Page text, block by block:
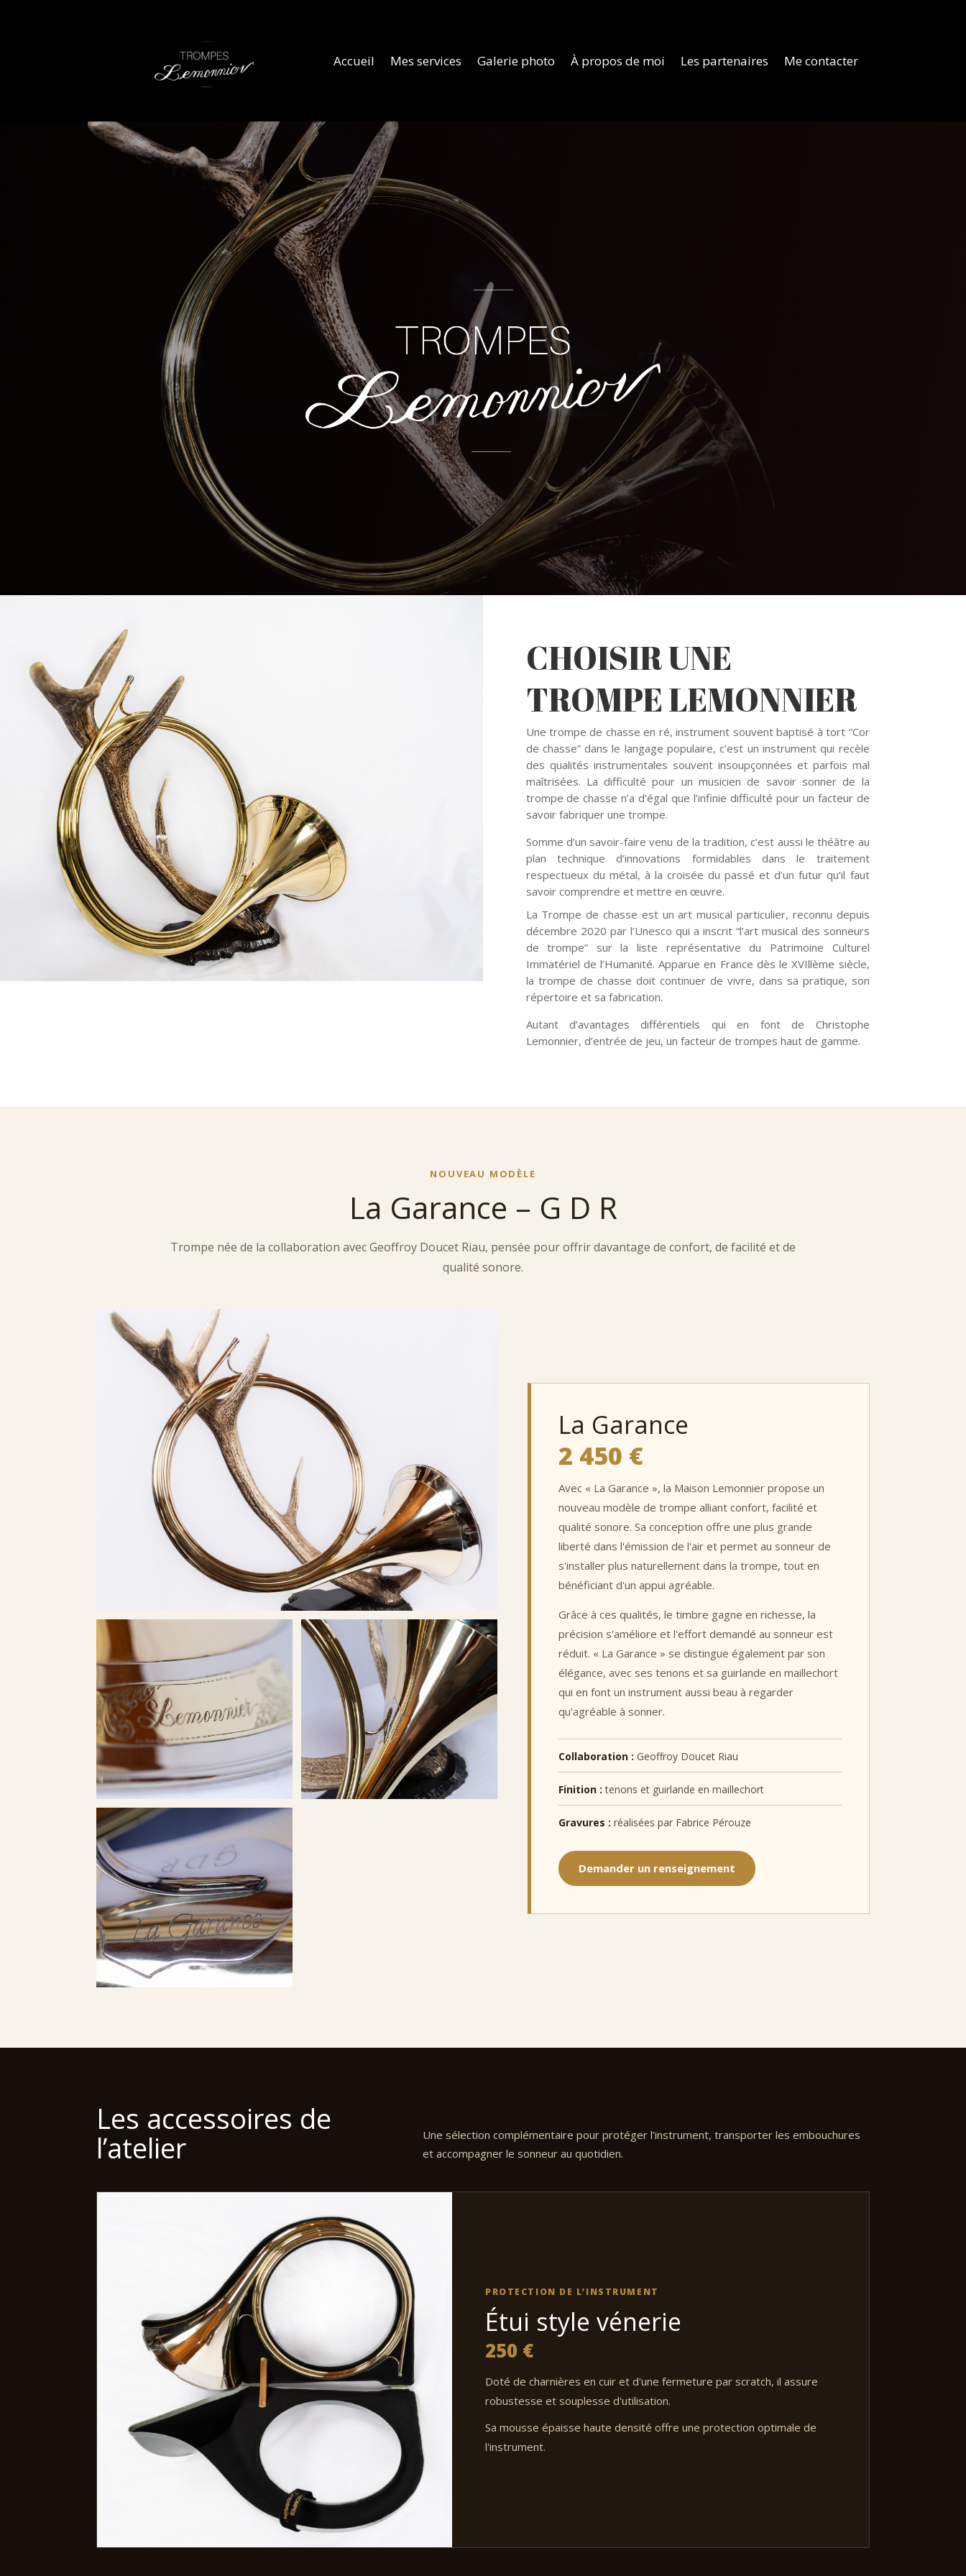
Accueil Mes services Galerie photo À propos de moi Les partenaires Me contacter
CHOISIR UNE
TROMPE LEMONNIER
Une trompe de chasse en ré, instrument souvent baptisé à tort “Cor
de chasse” dans le langage populaire, c’est un instrument qui recèle
des qualités instrumentales souvent insoupçonnées et parfois mal
maîtrisées. La difficulté pour un musicien de savoir sonner de la
trompe de chasse n’a d’égal que l’infinie difficulté pour un facteur de
savoir fabriquer une trompe.
Somme d’un savoir-faire venu de la tradition, c’est aussi le théâtre au
plan technique d’innovations formidables dans le traitement
respectueux du métal, à la croisée du passé et d’un futur qu’il faut
savoir comprendre et mettre en œuvre.
La Trompe de chasse est un art musical particulier, reconnu depuis
décembre 2020 par l’Unesco qui a inscrit “l’art musical des sonneurs
de trompe” sur la liste représentative du Patrimoine Culturel
Immatériel de l’Humanité. Apparue en France dès le XVIllème siècle,
la trompe de chasse doit continuer de vivre, dans sa pratique, son
répertoire et sa fabrication.
Autant d’avantages différentiels qui en font de Christophe
Lemonnier, d’entrée de jeu, un facteur de trompes haut de gamme.
NOUVEAU MODÈLE
La Garance – G D R
Trompe née de la collaboration avec Geoffroy Doucet Riau, pensée pour offrir davantage de confort, de facilité et de
qualité sonore.
La Garance
2 450 €
Avec « La Garance », la Maison Lemonnier propose un
nouveau modèle de trompe alliant confort, facilité et
qualité sonore. Sa conception offre une plus grande
liberté dans l'émission de l'air et permet au sonneur de
s'installer plus naturellement dans la trompe, tout en
bénéficiant d'un appui agréable.
Grâce à ces qualités, le timbre gagne en richesse, la
précision s'améliore et l'effort demandé au sonneur est
réduit. « La Garance » se distingue également par son
élégance, avec ses tenons et sa guirlande en maillechort
qui en font un instrument aussi beau à regarder
qu'agréable à sonner.
Collaboration : Geoffroy Doucet Riau
Finition : tenons et guirlande en maillechort
Gravures : réalisées par Fabrice Pérouze
Demander un renseignement
Les accessoires de
l’atelier
Une sélection complémentaire pour protéger l’instrument, transporter les embouchures
et accompagner le sonneur au quotidien.
PROTECTION DE L’INSTRUMENT
Étui style vénerie
250 €
Doté de charnières en cuir et d'une fermeture par scratch, il assure
robustesse et souplesse d'utilisation.
Sa mousse épaisse haute densité offre une protection optimale de
l'instrument.